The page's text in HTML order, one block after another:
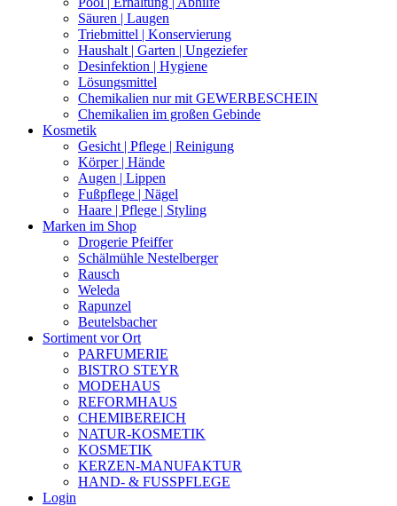
Säuren | Laugen
Triebmittel | Konservierung
Haushalt | Garten | Ungeziefer
Desinfektion | Hygiene
Lösungsmittel
Chemikalien nur mit GEWERBESCHEIN
Chemikalien im großen Gebinde
Kosmetik
Gesicht | Pflege | Reinigung
Körper | Hände
Augen | Lippen
Fußpflege | Nägel
Haare | Pflege | Styling
Marken im Shop
Drogerie Pfeiffer
Schälmühle Nestelberger
Rausch
Weleda
Rapunzel
Beutelsbacher
Sortiment vor Ort
PARFUMERIE
BISTRO STEYR
MODEHAUS
REFORMHAUS
CHEMIBEREICH
NATUR-KOSMETIK
KOSMETIK
KERZEN-MANUFAKTUR
HAND- & FUSSPFLEGE
Login